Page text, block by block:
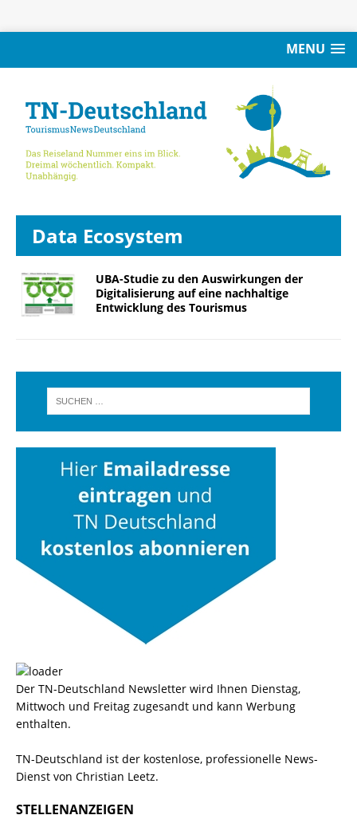
MENU
Data Ecosystem
UBA-Studie zu den Auswirkungen der
Digitalisierung auf eine nachhaltige
Entwicklung des Tourismus
Der TN-Deutschland Newsletter wird Ihnen Dienstag,
Mittwoch und Freitag zugesandt und kann Werbung
enthalten.
TN-Deutschland ist der kostenlose, professionelle News-
Dienst von Christian Leetz.
STELLENANZEIGEN